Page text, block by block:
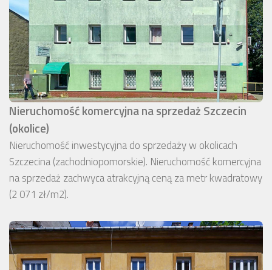
Nieruchomość komercyjna na sprzedaż Szczecin
(okolice)
Nieruchomość inwestycyjna do sprzedaży w okolicach
Szczecina (zachodniopomorskie). Nieruchomość komercyjna
na sprzedaż zachwyca atrakcyjną ceną za metr kwadratowy
(2 071 zł/m2).